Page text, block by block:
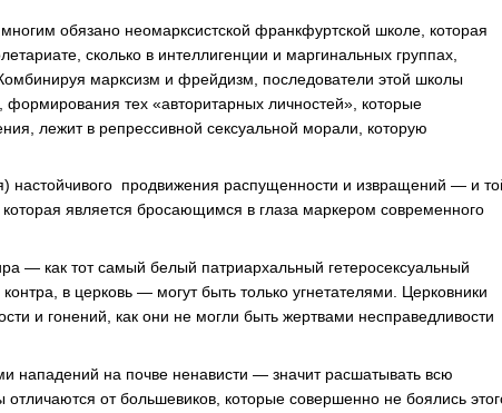
обязано неомарксистской франкфуртской школе, которая
сколько в интеллигенции и маргинальных группах,
марксизм и фрейдизм, последователи этой школы
формирования тех «авторитарных личностей», которые
лежит в репрессивной сексуальной морали, которую
настойчивого продвижения распущенности и извращений — и
является бросающимся в глаза маркером современного
— как тот самый белый патриархальный гетеросексуальный
в церковь — могут быть только угнетателями. Церковники
и гонений, как они не могли быть жертвами несправедливости
нападений на почве ненависти — значит расшатывать всю
от большевиков, которые совершенно не боялись